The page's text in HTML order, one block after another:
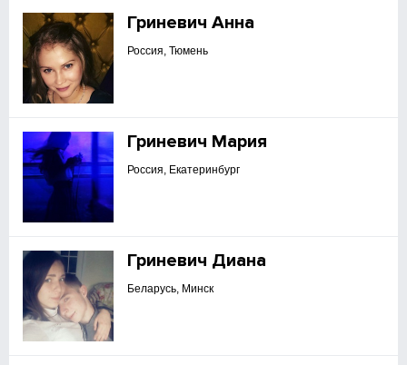
Гриневич Анна
Россия, Тюмень
Гриневич Мария
Россия, Екатеринбург
Гриневич Диана
Беларусь, Минск